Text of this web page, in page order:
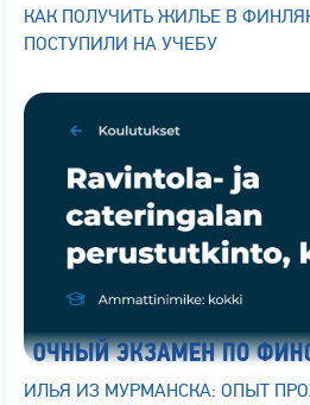
КАК ПОЛУЧИТЬ ЖИЛЬЕ В
ПОСТУПИЛИ НА УЧЕБУ
ИЛЬЯ ИЗ МУРМАНСКА: ОПЫТ